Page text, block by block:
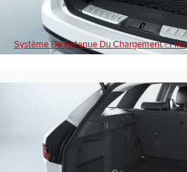
Système De Retenue Du Chargement - Filet